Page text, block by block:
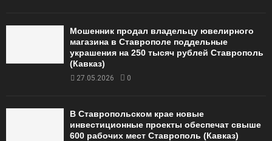
Мошенник продал владельцу ювелирного
магазина в Ставрополе поддельные
украшения на 250 тысяч рублей Ставрополь
(Кавказ)
27.05.2026 0
В Ставропольском крае новые
инвестиционные проекты обеспечат свыше
600 рабочих мест Ставрополь (Кавказ)